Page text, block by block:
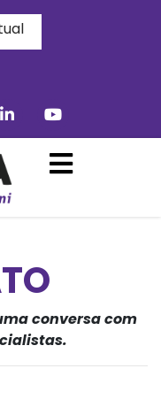
conversa com